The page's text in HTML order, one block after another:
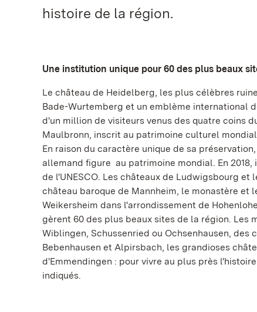
histoire de la région.
Une institution unique pour 60 des plus beaux
Le château de Heidelberg, les plus célèbres
Bade-Wurtemberg et un emblème international
d'un million de visiteurs venus des quatre coins
Maulbronn, inscrit au patrimoine culturel
En raison du caractère unique de sa
allemand figure au patrimoine mondial. En 2018,
de l'UNESCO. Les châteaux de Ludwigsbourg
château baroque de Mannheim, le monastère et
Weikersheim dans l'arrondissement de
gèrent 60 des plus beaux sites de la région. Les
Wiblingen, Schussenried ou Ochsenhausen,
Bebenhausen et Alpirsbach, les grandioses
d'Emmendingen : pour vivre au plus près
indiqués.